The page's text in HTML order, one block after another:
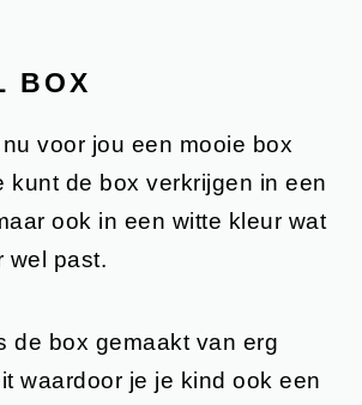
BOX
voor jou een mooie box
kunt de box verkrijgen in een
ook in een witte kleur wat
wel past.
de box gemaakt van erg
waardoor je je kind ook een